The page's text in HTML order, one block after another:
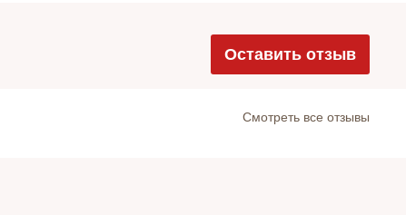
Оставить отзыв
Cмотреть все отзывы